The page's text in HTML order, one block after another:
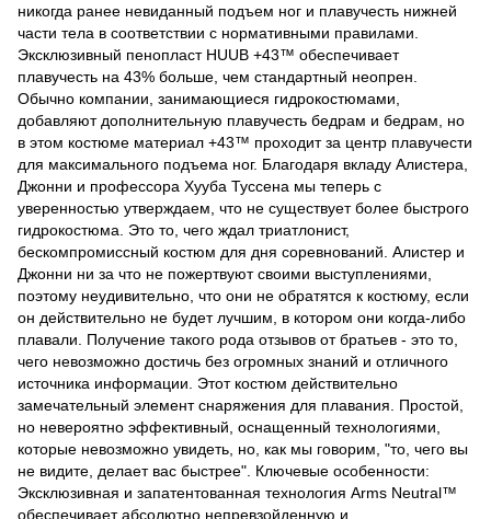
никогда ранее невиданный подъем ног и плавучесть нижней
части тела в соответствии с нормативными правилами.
Эксклюзивный пенопласт HUUB +43™ обеспечивает
плавучесть на 43% больше, чем стандартный неопрен.
Обычно компании, занимающиеся гидрокостюмами,
добавляют дополнительную плавучесть бедрам и бедрам, но
в этом костюме материал +43™ проходит за центр плавучести
для максимального подъема ног. Благодаря вкладу Алистера,
Джонни и профессора Хууба Туссена мы теперь с
уверенностью утверждаем, что не существует более быстрого
гидрокостюма. Это то, чего ждал триатлонист,
бескомпромиссный костюм для дня соревнований. Алистер и
Джонни ни за что не пожертвуют своими выступлениями,
поэтому неудивительно, что они не обратятся к костюму, если
он действительно не будет лучшим, в котором они когда-либо
плавали. Получение такого рода отзывов от братьев - это то,
чего невозможно достичь без огромных знаний и отличного
источника информации. Этот костюм действительно
замечательный элемент снаряжения для плавания. Простой,
но невероятно эффективный, оснащенный технологиями,
которые невозможно увидеть, но, как мы говорим, "то, чего вы
не видите, делает вас быстрее". Ключевые особенности:
Эксклюзивная и запатентованная технология Arms Neutral™
обеспечивает абсолютно непревзойденную и